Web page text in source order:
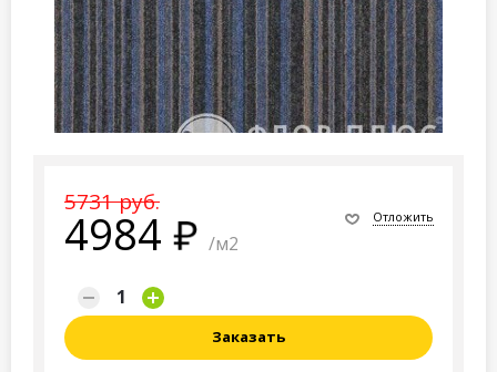
5731 руб.
4984 /м2
Отложить
Заказать